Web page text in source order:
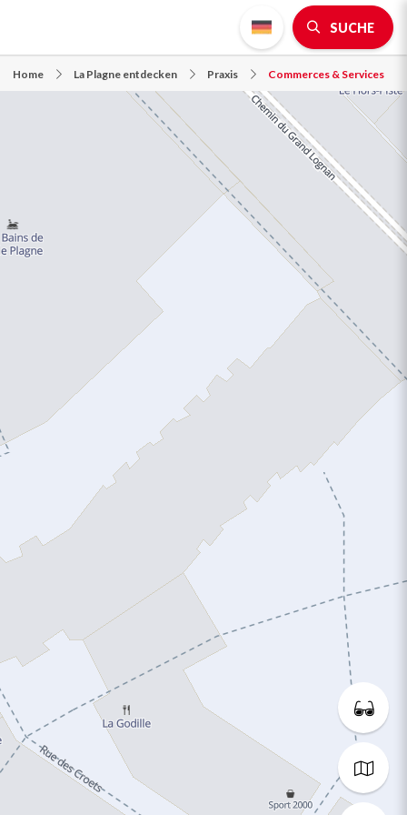
SUCHE
Home La Plagne entdecken Praxis Commerces & Services